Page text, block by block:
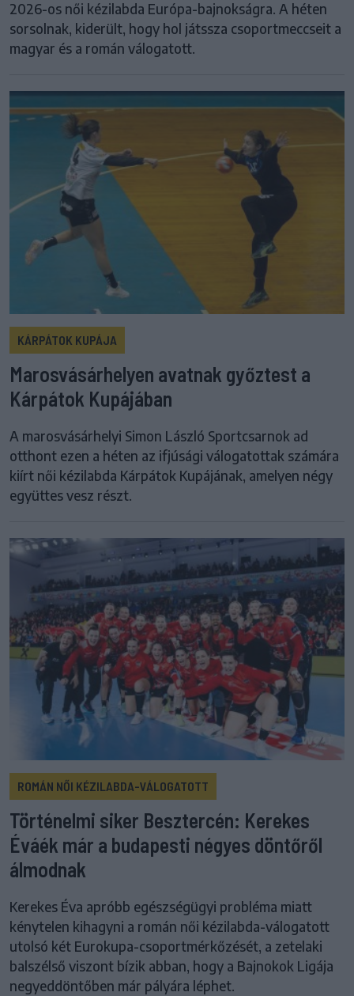
2026-os női kézilabda Európa-bajnokságra. A héten
sorsolnak, kiderült, hogy hol játssza csoportmeccseit a
magyar és a román válogatott.
KÁRPÁTOK KUPÁJA
Marosvásárhelyen avatnak győztest a
Kárpátok Kupájában
A marosvásárhelyi Simon László Sportcsarnok ad
otthont ezen a héten az ifjúsági válogatottak számára
kiírt női kézilabda Kárpátok Kupájának, amelyen négy
együttes vesz részt.
ROMÁN NŐI KÉZILABDA-VÁLOGATOTT
Történelmi siker Besztercén: Kerekes
Éváék már a budapesti négyes döntőről
álmodnak
Kerekes Éva apróbb egészségügyi probléma miatt
kénytelen kihagyni a román női kézilabda-válogatott
utolsó két Eurokupa-csoportmérkőzését, a zetelaki
balszélső viszont bízik abban, hogy a Bajnokok Ligája
negyeddöntőben már pályára léphet.